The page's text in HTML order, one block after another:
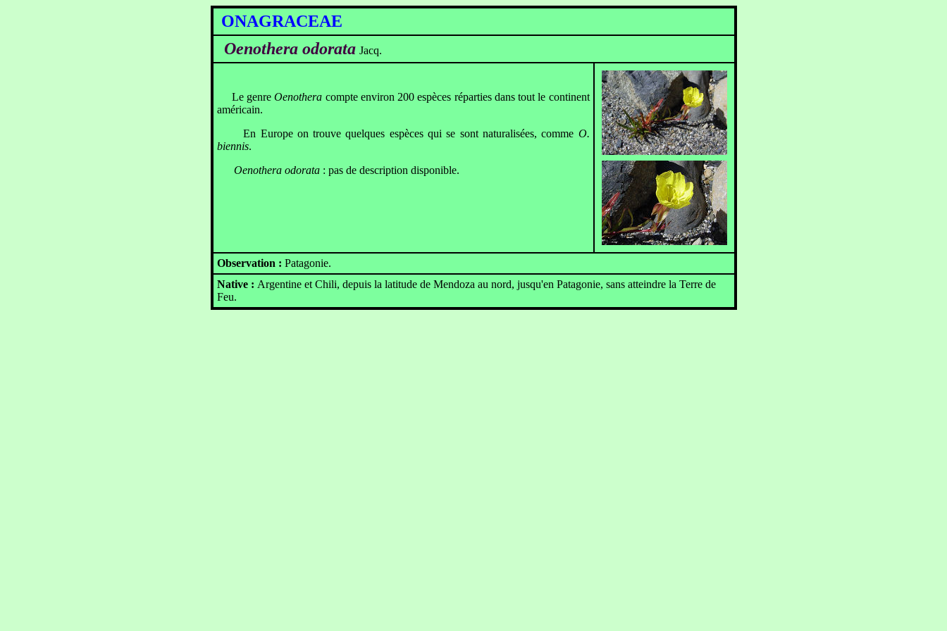
ONAGRACEAE
Oenothera odorata Jacq.
Le genreOenothera compte environ 200 espèces réparties dans tout le continent
américain.
En Europe on trouve quelques espèces qui se sont naturalisées, comme O.
biennis.
Oenothera odorata: pas de description disponible.
Observation : Patagonie.
Native : Argentine et Chili, depuis la latitude de Mendoza au nord, jusqu'en Patagonie, sans atteindre la Terre de
Feu.